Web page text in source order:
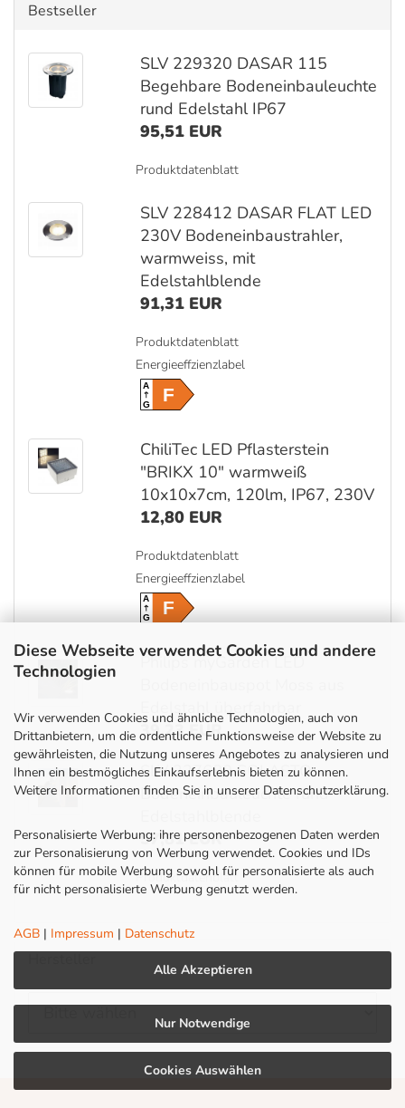
Diese Webseite verwendet Cookies und andere
Technologien
Wir verwenden Cookies und ähnliche Technologien, auch von
Drittanbietern, um die ordentliche Funktionsweise der Website zu
gewährleisten, die Nutzung unseres Angebotes zu analysieren und
Ihnen ein bestmögliches Einkaufserlebnis bieten zu können.
Weitere Informationen finden Sie in unserer Datenschutzerklärung.
Personalisierte Werbung: ihre personenbezogenen Daten werden
zur Personalisierung von Werbung verwendet. Cookies und IDs
können für mobile Werbung sowohl für personalisierte als auch
für nicht personalisierte Werbung genutzt werden.
AGB | Impressum | Datenschutz
Alle Akzeptieren
Nur Notwendige
Cookies Auswählen
Bestseller
SLV 229320 DASAR 115
Begehbare Bodeneinbauleuchte
rund Edelstahl IP67
95,51 EUR
Produktdatenblatt
SLV 228412 DASAR FLAT LED
230V Bodeneinbaustrahler,
warmweiss, mit
Edelstahlblende
91,31 EUR
Produktdatenblatt
Energieeffzienzlabel
A
GF
ChiliTec LED Pflasterstein
"BRIKX 10" warmweiß
10x10x7cm, 120lm, IP67, 230V
12,80 EUR
Produktdatenblatt
Energieeffzienzlabel
A
GF
Philips myGarden LED
Edelstahl überfahrbar
39,23 EUR
SLV 227680 SOLASTO
Bodeneinbauleuchte rund
57,81 EUR
Produktdatenblatt